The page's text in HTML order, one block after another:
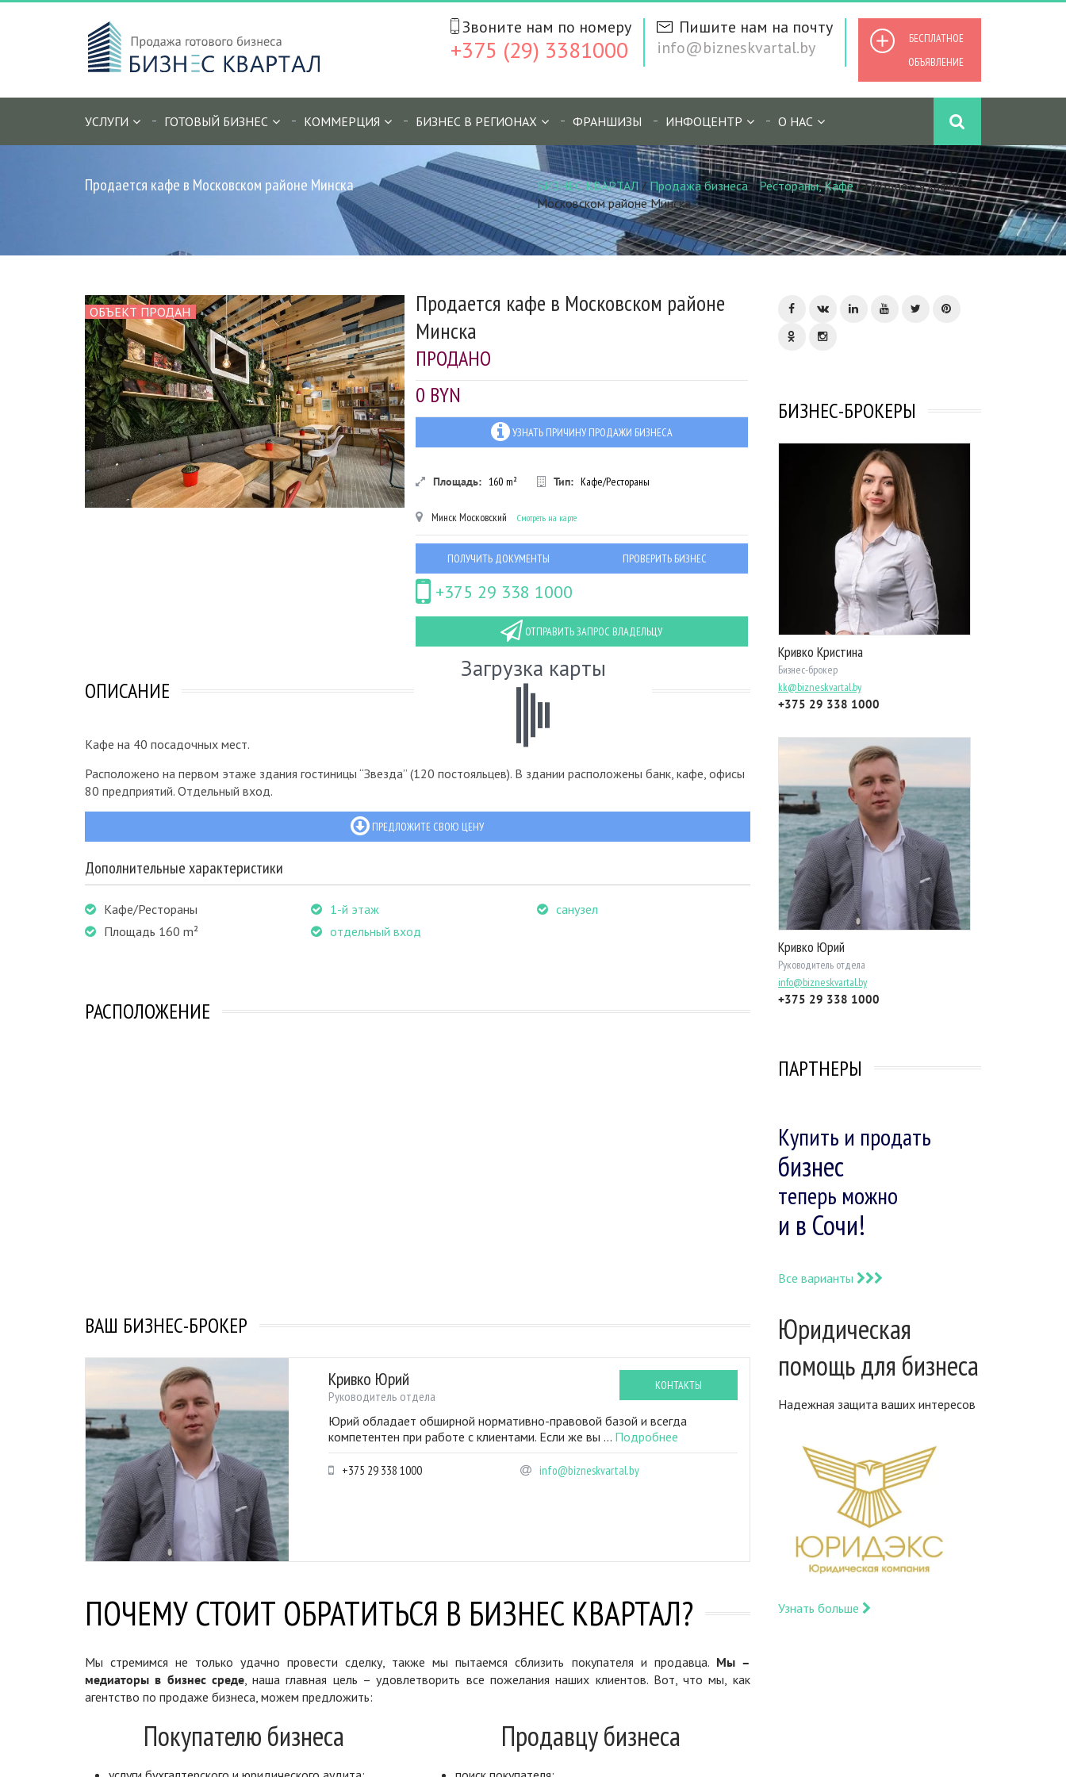
БЕСПЛАТНОЕ
ОБЪЯВЛЕНИЕ
Пишите нам на почту
info@bizneskvartal.by
Звоните нам по номеру
+375 (29) 3381000
УСЛУГИ ГОТОВЫЙ БИЗНЕС КОММЕРЦИЯ БИЗНЕС В РЕГИОНАХ ФРАНШИЗЫ ИНФОЦЕНТР О НАС
Продается кафе в Московском районе Минска БИЗНЕС КВАРТАЛ / Продажа бизнеса/Рестораны, Кафе/Продается кафе в
Московском районе Минска
ОБЪЕКТ ПРОДАН
Продается кафе в Московском районе
Минска
ПРОДАНО
0 BYN
УЗНАТЬ ПРИЧИНУ ПРОДАЖИ БИЗНЕСА
Площадь: 160 m² Тип: Кафе/Рестораны
МинскМосковский Смотреть на карте
ПОЛУЧИТЬ ДОКУМЕНТЫ ПРОВЕРИТЬ БИЗНЕС
+375 29 338 1000
ОТПРАВИТЬ ЗАПРОС ВЛАДЕЛЬЦУ
ОПИСАНИЕ
Кафе на 40 посадочных мест.
Расположено на первом этаже здания гостиницы “Звезда” (120 постояльцев). В здании расположены банк, кафе, офисы
80 предприятий. Отдельный вход.
ПРЕДЛОЖИТЕ СВОЮ ЦЕНУ
Дополнительные характеристики
Кафе/Рестораны
Площадь 160 m²
1-й этаж
отдельный вход
санузел
РАСПОЛОЖЕНИЕ
Загрузка карты
ВАШ БИЗНЕС-БРОКЕР
Кривко Юрий
Руководитель отдела
КОНТАКТЫ
Юрий обладает обширной нормативно-правовой базой и всегда
компетентен при работе с клиентами. Если же вы ... Подробнее
+375 29 338 1000 info@bizneskvartal.by
ПОЧЕМУ СТОИТ ОБРАТИТЬСЯ В БИЗНЕС КВАРТАЛ?
Мы стремимся не только удачно провести сделку, также мы пытаемся сблизить покупателя и продавца. Мы –
медиаторы в бизнес среде, наша главная цель – удовлетворить все пожелания наших клиентов. Вот, что мы, как
агентство по продаже бизнеса, можем предложить:
Покупателю бизнеса Продавцу бизнеса
БИЗНЕС-БРОКЕРЫ
Кривко Кристина
Бизнес-брокер
kk@bizneskvartal.by
+375 29 338 1000
Кривко Юрий
Руководитель отдела
info@bizneskvartal.by
+375 29 338 1000
ПАРТНЕРЫ
Купить и продать
бизнес
теперь можно
и в Сочи!
Все варианты
Юридическая
помощь для бизнеса
Надежная защита ваших интересов
Узнать больше